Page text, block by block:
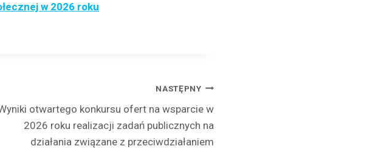
w 2026 roku
NASTĘPNY
otwartego konkursu ofert na wsparcie w
2026 roku realizacji zadań publicznych na
działania związane z przeciwdziałaniem